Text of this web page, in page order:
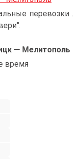
перевозки .
— Мелитополь
время